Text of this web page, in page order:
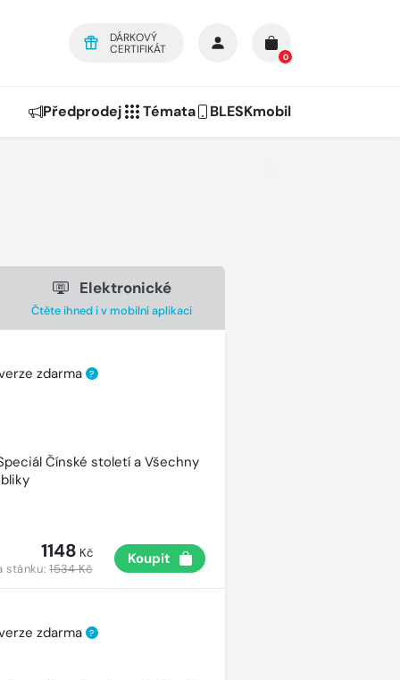
DÁRKOVÝ
CERTIFIKÁT
0
Předprodej Témata BLESKmobil
Elektronické
Čtěte ihned i v mobilní aplikaci
zdarma ?
Čínské století a Všechny
1148 Kč
stánku:1534 Kč
Koupit
zdarma ?